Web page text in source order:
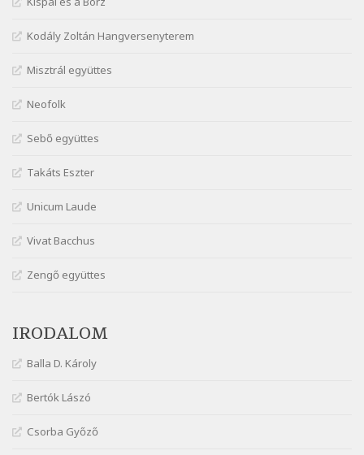
Márai Sándor: Ámen
Szélkiáltó
Márai Sándor: Dalocska
Márai Sándor: Együgyű vers gyorsvonatban
Márai Sándor: Ez a kávéház
Szélkiáltó
Szélkiáltó
Márai Sándor: Hol vagyok?
Szélkiáltó
Márai Sándor: Ujjgyakorlat 8
Márai Sándor: Zsoltár
Mária Sándor: Hallgatás
Kodály Zoltán Hangversenyterem
Misztrál együttes
Neofolk
Sebő együttes
Takáts Eszter
Unicum Laude
Vivat Bacchus
Zengő együttes
IRODALOM
Balla D. Károly
Bertók Lászó
Csorba Győző